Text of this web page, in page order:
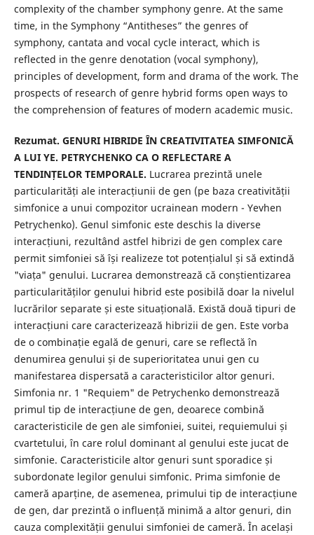
complexity of the chamber symphony genre. At the same
time, in the Symphony “Antitheses” the genres of
symphony, cantata and vocal cycle interact, which is
reflected in the genre denotation (vocal symphony),
principles of development, form and drama of the work. The
prospects of research of genre hybrid forms open ways to
the comprehension of features of modern academic music.
Rezumat. GENURI HIBRIDE ÎN CREATIVITATEA SIMFONICĂ
A LUI YE. PETRYCHENKO CA O REFLECTARE A
TENDINȚELOR TEMPORALE. Lucrarea prezintă unele
particularități ale interacțiunii de gen (pe baza creativității
simfonice a unui compozitor ucrainean modern - Yevhen
Petrychenko). Genul simfonic este deschis la diverse
interacțiuni, rezultând astfel hibrizi de gen complex care
permit simfoniei să își realizeze tot potențialul și să extindă
"viața" genului. Lucrarea demonstrează că conștientizarea
particularităților genului hibrid este posibilă doar la nivelul
lucrărilor separate și este situațională. Există două tipuri de
interacțiuni care caracterizează hibrizii de gen. Este vorba
de o combinație egală de genuri, care se reflectă în
denumirea genului și de superioritatea unui gen cu
manifestarea dispersată a caracteristicilor altor genuri.
Simfonia nr. 1 "Requiem" de Petrychenko demonstrează
primul tip de interacțiune de gen, deoarece combină
caracteristicile de gen ale simfoniei, suitei, requiemului și
cvartetului, în care rolul dominant al genului este jucat de
simfonie. Caracteristicile altor genuri sunt sporadice și
subordonate legilor genului simfonic. Prima simfonie de
cameră aparține, de asemenea, primului tip de interacțiune
de gen, dar prezintă o influență minimă a altor genuri, din
cauza complexității genului simfoniei de cameră. În același